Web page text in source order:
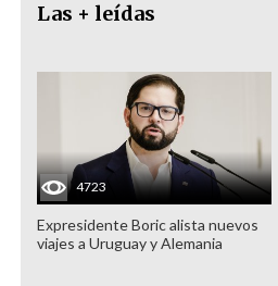
Las + leídas
4723
Expresidente Boric alista nuevos
viajes a Uruguay y Alemania